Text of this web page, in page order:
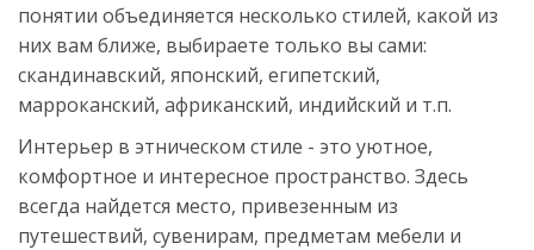
понятии объединяется несколько стилей, какой из
них вам ближе, выбираете только вы сами:
скандинавский, японский, египетский,
марроканский, африканский, индийский и т.п.
Интерьер в этническом стиле - это уютное,
комфортное и интересное пространство. Здесь
всегда найдется место, привезенным из
путешествий, сувенирам, предметам мебели и